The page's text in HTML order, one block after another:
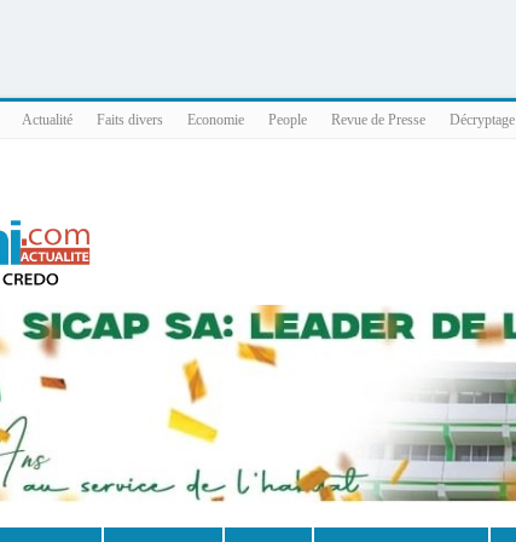
Actualité Faits divers Economie People Revue de Presse Décryptage